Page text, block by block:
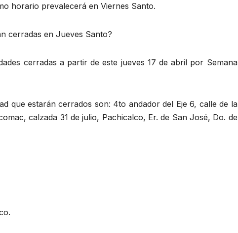
horario prevalecerá en Viernes Santo.
cerradas en Jueves Santo?
cerradas a partir de este jueves 17 de abril por Semana
que estarán cerrados son: 4to andador del Eje 6, calle de la
calzada 31 de julio, Pachicalco, Er. de San José, Do. de